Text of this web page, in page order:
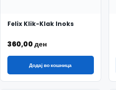
Felix Klik-Klak Inoks
360,00 ден
Додај во кошница